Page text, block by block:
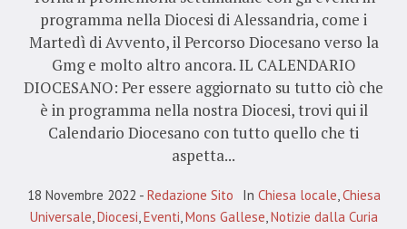
programma nella Diocesi di Alessandria, come i
Martedì di Avvento, il Percorso Diocesano verso la
Gmg e molto altro ancora. IL CALENDARIO
DIOCESANO: Per essere aggiornato su tutto ciò che
è in programma nella nostra Diocesi, trovi qui il
Calendario Diocesano con tutto quello che ti
aspetta...
18 Novembre 2022 Redazione Sito In Chiesa locale Chiesa
Universale Diocesi Eventi Mons Gallese Notizie dalla Curia